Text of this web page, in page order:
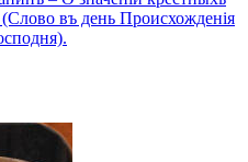
въ день Происхожденія